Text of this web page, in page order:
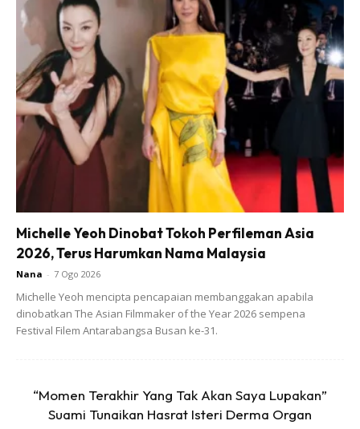
pada tahun 2009 dan dikurniakan sepasang anak kembar
bernama Aadam Zac Izette dan Aeleph Zeke Izette pada
29 Disember 2017.
Zizie kemudiannya menimang cahaya mata ketiga
bernama Alisa Bella Izette pada 1 Mac 2019.
View this post on Instagram
Michelle Yeoh Dinobat Tokoh Perfileman Asia
2026, Terus Harumkan Nama Malaysia
Nana - 7 Ogo 2026
Michelle Yeoh mencipta pencapaian membanggakan apabila
dinobatkan The Asian Filmmaker of the Year 2026 sempena
Festival Filem Antarabangsa Busan ke-31.
“Momen Terakhir Yang Tak Akan Saya Lupakan”
Suami Tunaikan Hasrat Isteri Derma Organ